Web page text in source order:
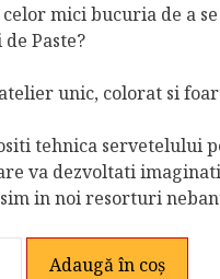
mici bucuria de a
Paste?
unic, colorat si
tehnica servetelului
va dezvoltati
in noi resorturi
Adaugă în coș